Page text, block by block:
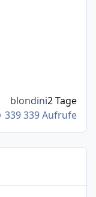
339 Aufrufe
blondini2 Tage